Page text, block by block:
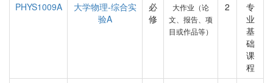
PHYS1009A
大学物理-综合实
验A
必
修
大作业（论
文、报告、项
目或作品等）
2
专
业
基
础
课
程